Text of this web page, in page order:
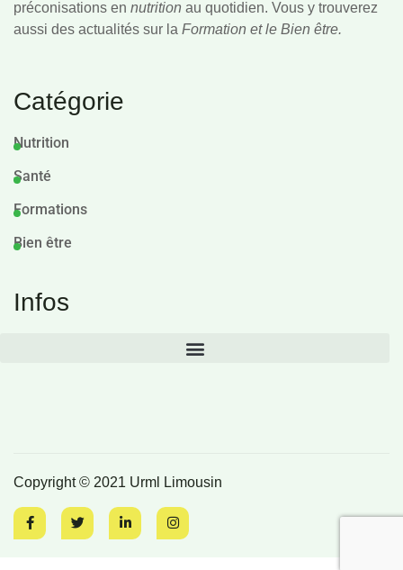
préconisations en nutrition au quotidien. Vous y trouverez
aussi des actualités sur la Formation et le Bien être.
Catégorie
Nutrition
Santé
Formations
Bien être
Infos
Copyright © 2021 Urml Limousin